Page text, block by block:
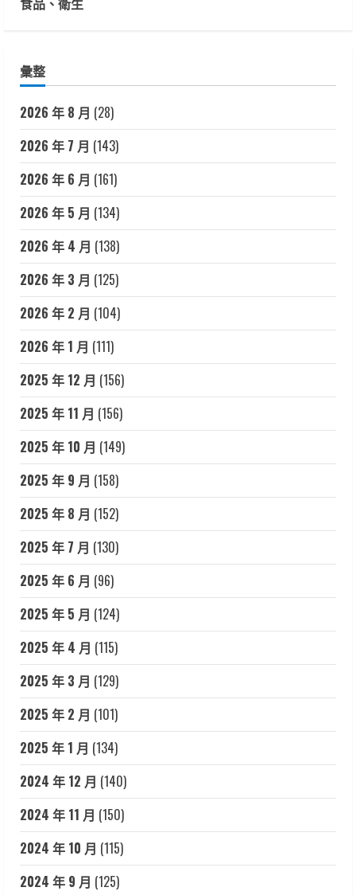
彙整
2026 年 8 月 (28)
2026 年 7 月 (143)
2026 年 6 月 (161)
2026 年 5 月 (134)
2026 年 4 月 (138)
2026 年 3 月 (125)
2026 年 2 月 (104)
2026 年 1 月 (111)
2025 年 12 月 (156)
2025 年 11 月 (156)
2025 年 10 月 (149)
2025 年 9 月 (158)
2025 年 8 月 (152)
2025 年 7 月 (130)
2025 年 6 月 (96)
2025 年 5 月 (124)
2025 年 4 月 (115)
2025 年 3 月 (129)
2025 年 2 月 (101)
2025 年 1 月 (134)
2024 年 12 月 (140)
2024 年 11 月 (150)
2024 年 10 月 (115)
2024 年 9 月 (125)